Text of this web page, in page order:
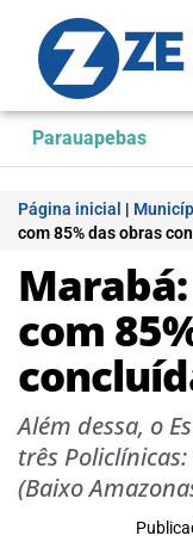
Parauapebas
Página inicial |
com 85% das obras
com
Além dessa, o
três
(Baixo